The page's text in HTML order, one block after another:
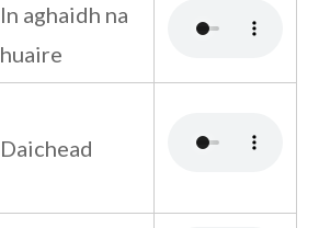
In aghaidh na
huaire
Daichead